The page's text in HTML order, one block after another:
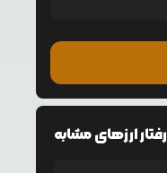
رفتار ارزهای مشابه